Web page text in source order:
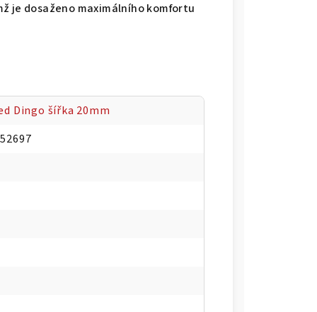
je dosaženo maximálního komfortu
Dingo šířka 20mm